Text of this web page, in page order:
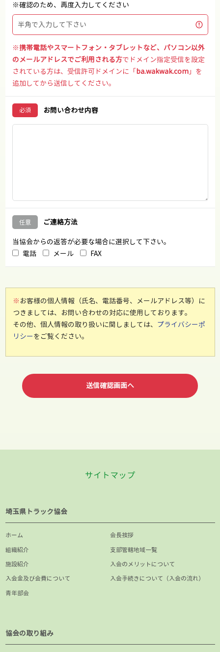
※確認のため、再度入力してください
※携帯電話やスマートフォン・タブレットなど、パソコン以外
のメールアドレスでご利用される方でドメイン指定受信を設定
されている方は、受信許可ドメインに「ba.wakwak.com」を
追加してから送信してください。
お問い合わせ内容
ご連絡方法
当協会からの返答が必要な場合に選択して下さい。
電話
メール FAX
※ お客様の個人情報（氏名、電話番号、メールアドレス等）に
つきましては、お問い合わせの対応に使用しております。
その他、個人情報の取り扱いに関しましては、 プライバシーポ
リシーをご覧ください。
サイトマップ
埼玉県トラック協会
ホーム
会長挨拶
組織紹介
支部管轄地域一覧
施設紹介
入会のメリットについて
入会金及び会費について
入会手続きについて（入会の流れ）
青年部会
協会の取り組み